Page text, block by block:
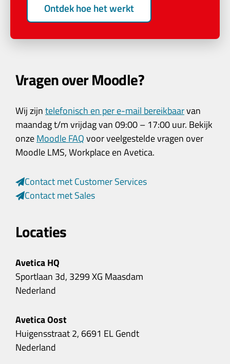
Ontdek hoe het werkt
Vragen over Moodle?
Wij zijntelefonisch en per e-mail bereikbaarvan
maandag t/m vrijdag van 09:00 – 17:00 uur. Bekijk
onzeMoodle FAQvoor veelgestelde vragen over
Moodle LMS, Workplace en Avetica.
Contact met Customer Services
Contact met Sales
Locaties
Avetica HQ
Sportlaan 3d, 3299 XG Maasdam
Nederland
Avetica Oost
Huigensstraat 2, 6691 EL Gendt
Nederland